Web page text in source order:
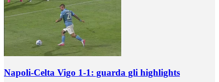
Napoli-Celta Vigo 1-1: guarda gli highlights